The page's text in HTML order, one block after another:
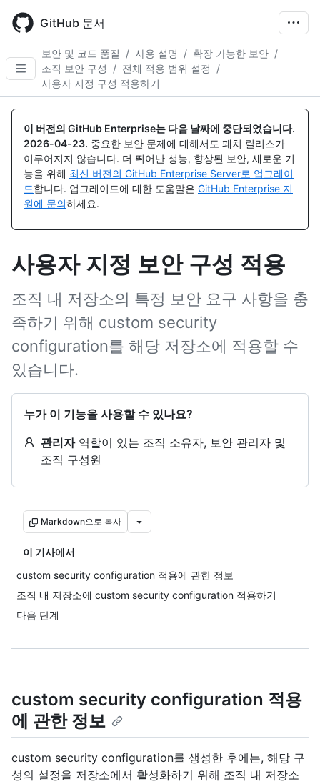
main
GitHub 문서
보안 및 코드 품질 / 사용 설명 / 확장 가능한 보안 /
조직 보안 구성
/ 전체 적용 범위 설정
/
사용자 지정 구성 적용하기
이 버전의 GitHub Enterprise는 다음 날짜에 중단되었습니다.
2026-04-23. 중요한 보안 문제에 대해서도 패치 릴리스가
이루어지지 않습니다. 더 뛰어난 성능, 향상된 보안, 새로운 기
능을 위해 최신 버전의 GitHub Enterprise Server로 업그레이
드합니다. 업그레이드에 대한 도움말은 GitHub Enterprise 지
원에 문의하세요.
사용자 지정 보안 구성 적용
조직 내 저장소의 특정 보안 요구 사항을 충
족하기 위해 custom security
configuration를 해당 저장소에 적용할 수
있습니다.
누가 이 기능을 사용할 수 있나요?
관리자역할이 있는 조직 소유자, 보안 관리자 및
조직 구성원
Markdown으로 복사
이 기사에서
custom security configuration 적용에 관한 정보
조직 내 저장소에 custom security configuration 적용하기
다음 단계
custom security configuration 적용
에 관한 정보
custom security configuration를 생성한 후에는, 해당 구
성의 설정을 저장소에서 활성화하기 위해 조직 내 저장소